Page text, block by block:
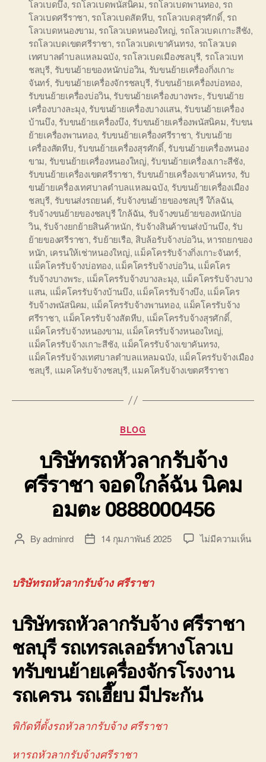
โลวเบดบึง, รถโลวเบดพนัสนิคม, รถโลวเบดพานทอง, รถ
โลวเบดศรีราชา, รถโลวเบดสัตหีบ, รถโลวเบดสุรศักดิ์, รถ
โลวเบดหนองขาม, รถโลวเบดหนองใหญ่, รถโลวเบดเกาะสีชัง,
รถโลวเบดเขตศรีราชา, รถโลวเบดเขาคันทรง, รถโลวเบด
เทศบาลตำบลแหลมฉบัง, รถโลวเบดเมืองชลบุรี, รถโลวเบท
ชลบุรี, รับขนย้ายของหนักบ่อวิน, รับขนย้ายเครื่องกิ่งเกาะ
จันทร์, รับขนย้ายเครื่องจักรชลบุรี, รับขนย้ายเครื่องบ่อทอง,
รับขนย้ายเครื่องบ่อวิน, รับขนย้ายเครื่องบางพระ, รับขนย้าย
เครื่องบางละมุง, รับขนย้ายเครื่องบางแสน, รับขนย้ายเครื่อง
บ้านบึง, รับขนย้ายเครื่องบึง, รับขนย้ายเครื่องพนัสนิคม, รับขน
ย้ายเครื่องพานทอง, รับขนย้ายเครื่องศรีราชา, รับขนย้าย
เครื่องสัตหีบ, รับขนย้ายเครื่องสุรศักดิ์, รับขนย้ายเครื่องหนอง
ขาม, รับขนย้ายเครื่องหนองใหญ่, รับขนย้ายเครื่องเกาะสีชัง,
รับขนย้ายเครื่องเขตศรีราชา, รับขนย้ายเครื่องเขาคันทรง, รับ
ขนย้ายเครื่องเทศบาลตำบลแหลมฉบัง, รับขนย้ายเครื่องเมือง
ชลบุรี, รับขนส่งรถยนต์, รับจ้างขนย้ายของชลบุรี ใก้ลฉัน,
รับจ้างขนย้ายของชลบุรี ใกล้ฉัน, รับจ้างขนย้ายของหนักบ่อ
วิน, รับจ้างยกย้ายสินค้าหนัก, รับจ้างสินค้าขนส่งบ้านบึง, รับ
ย้ายของศรีราชา, รับย้ายเรือ, สิบล้อรับจ้างบ่อวิน,หารถยกของ
หนัก, เครนให้เช่าหนองใหญ่, แม็คโครรับจ้างกิ่งเกาะจันทร์,
แม็คโครรับจ้างบ่อทอง, แม็คโครรับจ้างบ่อวิน, แม็คโคร
รับจ้างบางพระ, แม็คโครรับจ้างบางละมุง, แม็คโครรับจ้างบาง
แสน, แม็คโครรับจ้างบ้านบึง, แม็คโครรับจ้างบึง, แม็คโคร
รับจ้างพนัสนิคม, แม็คโครรับจ้างพานทอง, แม็คโครรับจ้าง
ศรีราชา, แม็คโครรับจ้างสัตหีบ, แม็คโครรับจ้างสุรศักดิ์,
แม็คโครรับจ้างหนองขาม, แม็คโครรับจ้างหนองใหญ่,
แม็คโครรับจ้างเกาะสีชัง, แม็คโครรับจ้างเขาคันทรง,
แม็คโครรับจ้างเทศบาลตำบลแหลมฉบัง, แม็คโครรับจ้างเมือง
ชลบุรี, แมคโครับจ้างชลบุรี, แมคโครับจ้างเขตศรีราชา
Categories
BLOG
บริษัทรถหัวลากรับจ้าง
ศรีราชา จอดใกล้ฉัน นิคม
อมตะ 0888000456
PostByadminrd
Post14 กุมภาพันธ์ 2025 ไม่มีความเห็นบน
บริษัทรถหัวลากรับจ้าง ศรีราชา
บริษัทรถหัวลากรับจ้าง ศรีราชา
ชลบุรี รถเทรลเลอร์หางโลวเบ
ทรับขนย้ายเครื่องจักรโรงงาน
รถเครน รถเฮี๊ยบ มีประกัน
พิกัดที่ตั้งรถหัวลากรับจ้าง ศรีราชา
หารถหัวลากรับจ้างศรีราชา